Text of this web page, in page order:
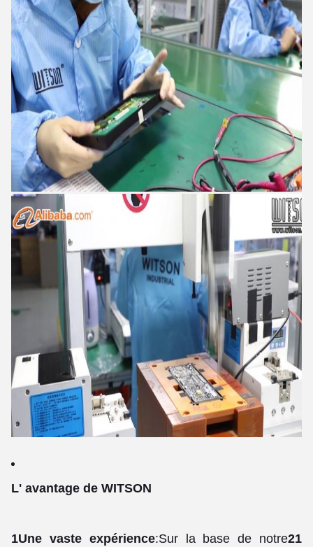
L' avantage de WITSON
1Une vaste expérience:Sur la base de notre21